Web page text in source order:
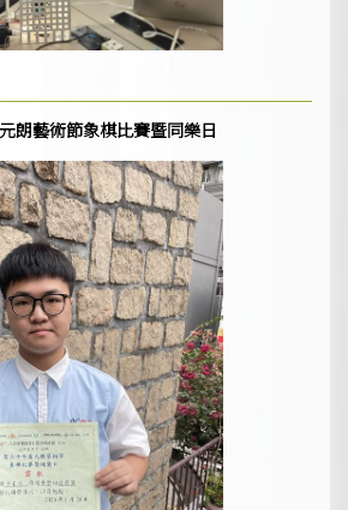
元朗藝術節象棋比賽暨同樂日